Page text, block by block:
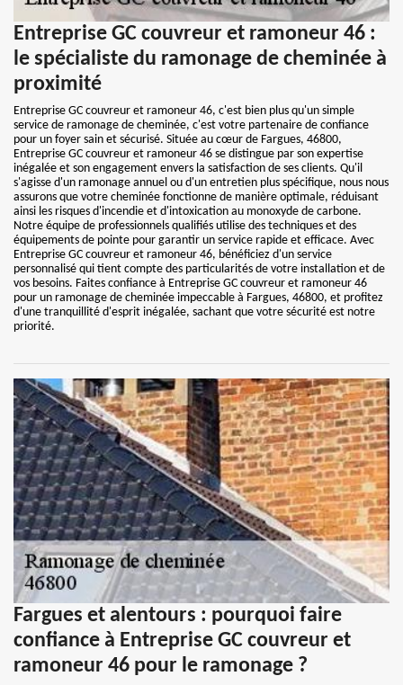
Entreprise GC couvreur et ramoneur 46 :
le spécialiste du ramonage de cheminée à
proximité
Entreprise GC couvreur et ramoneur 46, c'est bien plus qu'un simple
service de ramonage de cheminée, c'est votre partenaire de confiance
pour un foyer sain et sécurisé. Située au cœur de Fargues, 46800,
Entreprise GC couvreur et ramoneur 46 se distingue par son expertise
inégalée et son engagement envers la satisfaction de ses clients. Qu'il
s'agisse d'un ramonage annuel ou d'un entretien plus spécifique, nous nous
assurons que votre cheminée fonctionne de manière optimale, réduisant
ainsi les risques d'incendie et d'intoxication au monoxyde de carbone.
Notre équipe de professionnels qualifiés utilise des techniques et des
équipements de pointe pour garantir un service rapide et efficace. Avec
Entreprise GC couvreur et ramoneur 46, bénéficiez d'un service
personnalisé qui tient compte des particularités de votre installation et de
vos besoins. Faites confiance à Entreprise GC couvreur et ramoneur 46
pour un ramonage de cheminée impeccable à Fargues, 46800, et profitez
d'une tranquillité d'esprit inégalée, sachant que votre sécurité est notre
priorité.
Fargues et alentours : pourquoi faire
confiance à Entreprise GC couvreur et
ramoneur 46 pour le ramonage ?